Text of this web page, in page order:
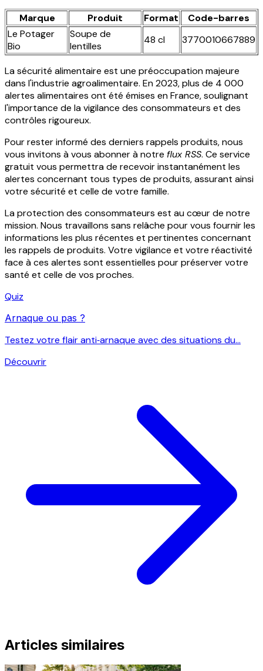
Marque
Produit Format
Code-barres
Le Potager
Bio
Soupe de
lentilles
48 cl 3770010667889
La sécurité alimentaire est une préoccupation majeure
dans l'industrie agroalimentaire. En 2023, plus de 4 000
alertes alimentaires ont été émises en France, soulignant
l'importance de la vigilance des consommateurs et des
contrôles rigoureux.
Pour rester informé des derniers rappels produits, nous
vous invitons à vous abonner à notre flux RSS. Ce service
gratuit vous permettra de recevoir instantanément les
alertes concernant tous types de produits, assurant ainsi
votre sécurité et celle de votre famille.
La protection des consommateurs est au cœur de notre
mission. Nous travaillons sans relâche pour vous fournir les
informations les plus récentes et pertinentes concernant
les rappels de produits. Votre vigilance et votre réactivité
face à ces alertes sont essentielles pour préserver votre
santé et celle de vos proches.
Quiz
Arnaque ou pas ?
Testez votre flair anti‑arnaque avec des situations du...
Découvrir
Articles similaires